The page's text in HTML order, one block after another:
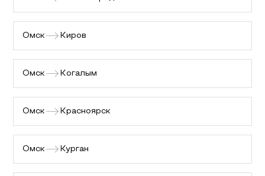
Омск Киров
Омск Когалым
Омск Красноярск
Омск Курган